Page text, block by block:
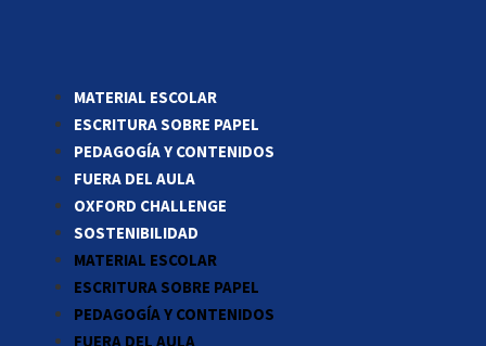
MATERIAL ESCOLAR
ESCRITURA SOBRE PAPEL
PEDAGOGÍA Y CONTENIDOS
FUERA DEL AULA
OXFORD CHALLENGE
SOSTENIBILIDAD
MATERIAL ESCOLAR
ESCRITURA SOBRE PAPEL
PEDAGOGÍA Y CONTENIDOS
FUERA DEL AULA